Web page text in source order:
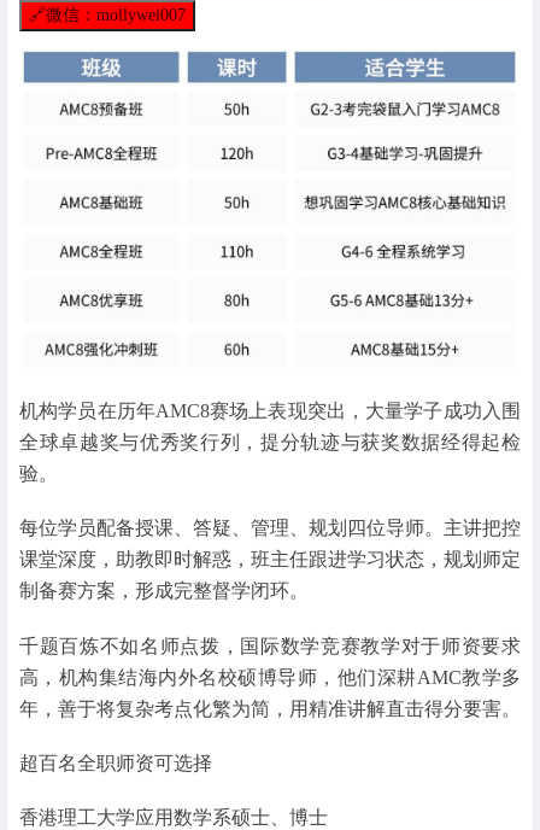
🔗微信：mollywei007
机构学员在历年AMC8赛场上表现突出，大量学子成功入围
全球卓越奖与优秀奖行列，提分轨迹与获奖数据经得起检
验。
每位学员配备授课、答疑、管理、规划四位导师。主讲把控
课堂深度，助教即时解惑，班主任跟进学习状态，规划师定
制备赛方案，形成完整督学闭环。
千题百炼不如名师点拨，国际数学竞赛教学对于师资要求
高，机构集结海内外名校硕博导师，他们深耕AMC教学多
年，善于将复杂考点化繁为简，用精准讲解直击得分要害。
超百名全职师资可选择
香港理工大学应用数学系硕士、博士